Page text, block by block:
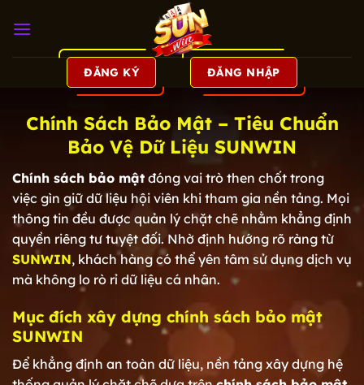
qua
ĐĂNG KÝ ĐĂNG NHẬP
Chính Sách Bảo Mật – Tiêu Chuẩn
Bảo Vệ Dữ Liệu SUNWIN
Chính sách bảo mật đóng vai trò then chốt trong
việc gìn giữ dữ liệu hội viên khi tham gia nền tảng. Mọi
thông tin đều được quản lý chặt chẽ nhằm khẳng định
quyền riêng tư tuyệt đối. Nhờ định hướng rõ ràng từ
SUNWIN, khách hàng có thể yên tâm sử dụng dịch vụ
mà không lo rò rỉ dữ liệu cá nhân.
Mục đích xây dựng chính sách bảo mật
SUNWIN
Để khẳng định an toàn dữ liệu, nền tảng xây dựng hệ